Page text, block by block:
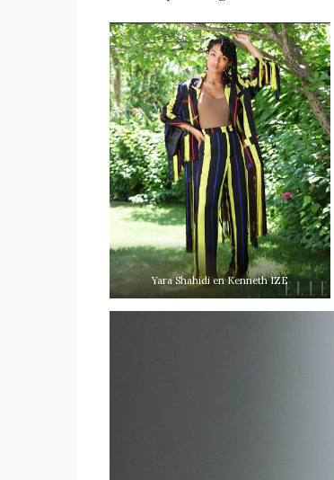
Yara Shahidi en Kenneth IZE